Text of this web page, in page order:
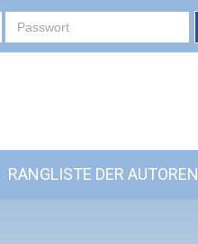
RANGLISTE DER AUTOREN